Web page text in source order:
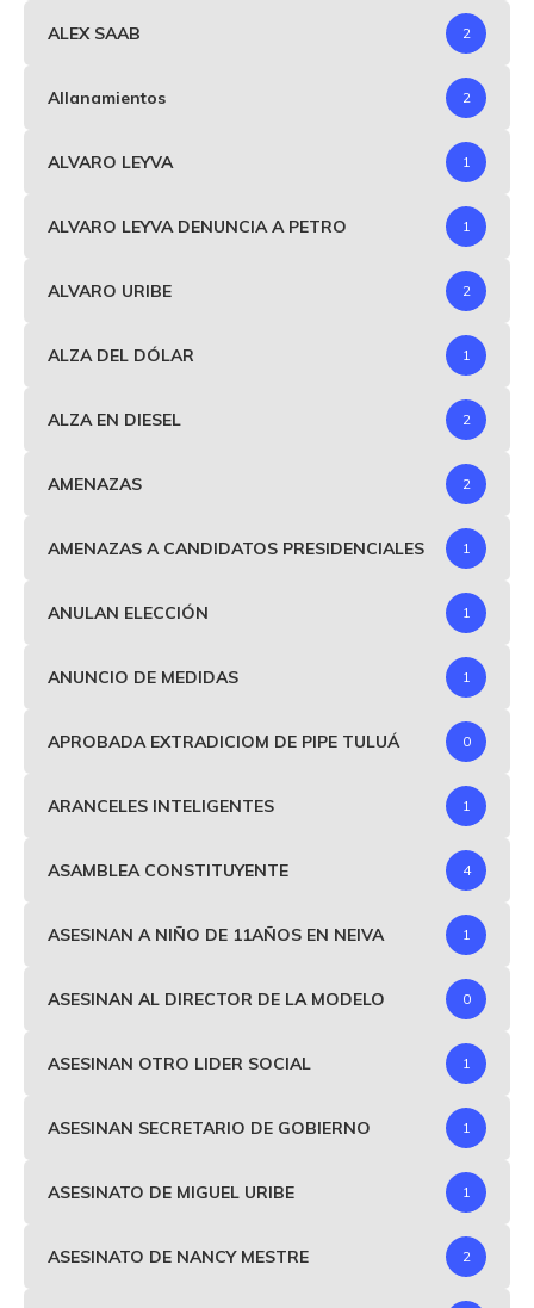
ALEX SAAB 2
Allanamientos 2
ALVARO LEYVA 1
ALVARO LEYVA DENUNCIA A PETRO 1
ALVARO URIBE 2
ALZA DEL DÓLAR 1
ALZA EN DIESEL 2
AMENAZAS 2
AMENAZAS A CANDIDATOS PRESIDENCIALES 1
ANULAN ELECCIÓN 1
ANUNCIO DE MEDIDAS 1
APROBADA EXTRADICIOM DE PIPE TULUÁ 0
ARANCELES INTELIGENTES 1
ASAMBLEA CONSTITUYENTE 4
ASESINAN A NIÑO DE 11AÑOS EN NEIVA 1
ASESINAN AL DIRECTOR DE LA MODELO 0
ASESINAN OTRO LIDER SOCIAL 1
ASESINAN SECRETARIO DE GOBIERNO 1
ASESINATO DE MIGUEL URIBE 1
ASESINATO DE NANCY MESTRE 2